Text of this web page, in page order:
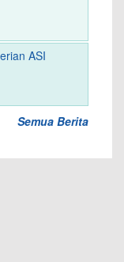
ASI
Semua Berita